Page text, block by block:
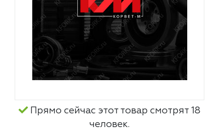
Прямо сейчас этот товар смотрят 18
человек.